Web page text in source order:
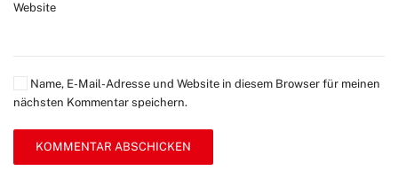
Website
Name, E-Mail-Adresse und Website in diesem Browser für meinen
nächsten Kommentar speichern.
KOMMENTAR ABSCHICKEN